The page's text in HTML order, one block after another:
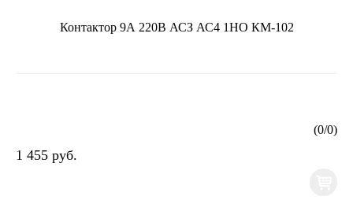
Контактор 9А 220В АСЗ АС4 1НО КМ-102
(0/0)
1 455 руб.